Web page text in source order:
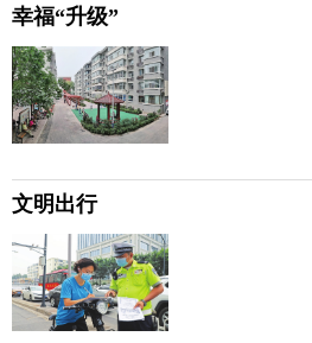
幸福“升级”
文明出行